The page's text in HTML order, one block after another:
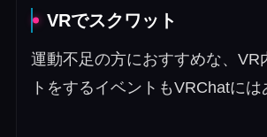
VRでスクワット
運動不足の方におすすめな、VR
トをするイベントもVRChatには